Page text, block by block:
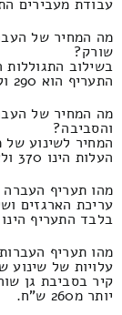
עבודת מעבירים התעריף זה 400
מה המחיר של
שורק?
בשילוב
התעריף הוא 290 ולכל היותר 210 שקלים חדשים.
מה המחיר של
והסביבה?
המחיר לשינוע של
העלות הינו 370 ולא יותר מ180 ₪.
מהו תעריף העברה
עריכת הארגזים
בלבד התעריף הינו 290 וזה מגיע עד 190 ₪.
מהו תעריף
עלויות של שינוע
יותר מ260 ש"ח.